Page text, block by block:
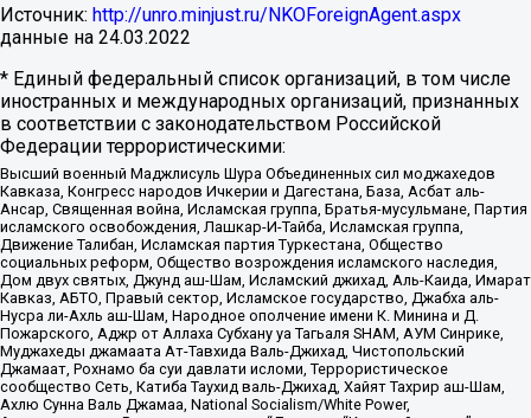
Источник: http://unro.minjust.ru/NKOForeignAgent.aspx
данные на 24.03.2022
* Единый федеральный список организаций, в том числе
иностранных и международных организаций, признанных
в соответствии с законодательством Российской
Федерации террористическими:
Высший военный Маджлисуль Шура Объединенных сил моджахедов
Кавказа, Конгресс народов Ичкерии и Дагестана, База, Асбат аль-
Ансар, Священная война, Исламская группа, Братья-мусульмане, Партия
исламского освобождения, Лашкар-И-Тайба, Исламская группа,
Движение Талибан, Исламская партия Туркестана, Общество
социальных реформ, Общество возрождения исламского наследия,
Дом двух святых, Джунд аш-Шам, Исламский джихад, Аль-Каида, Имарат
Кавказ, АБТО, Правый сектор, Исламское государство, Джабха аль-
Нусра ли-Ахль аш-Шам, Народное ополчение имени К. Минина и Д.
Пожарского, Аджр от Аллаха Субхану уа Тагьаля SHAM, АУМ Синрике,
Муджахеды джамаата Ат-Тавхида Валь-Джихад, Чистопольский
Джамаат, Рохнамо ба суи давлати исломи, Террористическое
сообщество Сеть, Катиба Таухид валь-Джихад, Хайят Тахрир аш-Шам,
Ахлю Сунна Валь Джамаа, National Socialism/White Power,